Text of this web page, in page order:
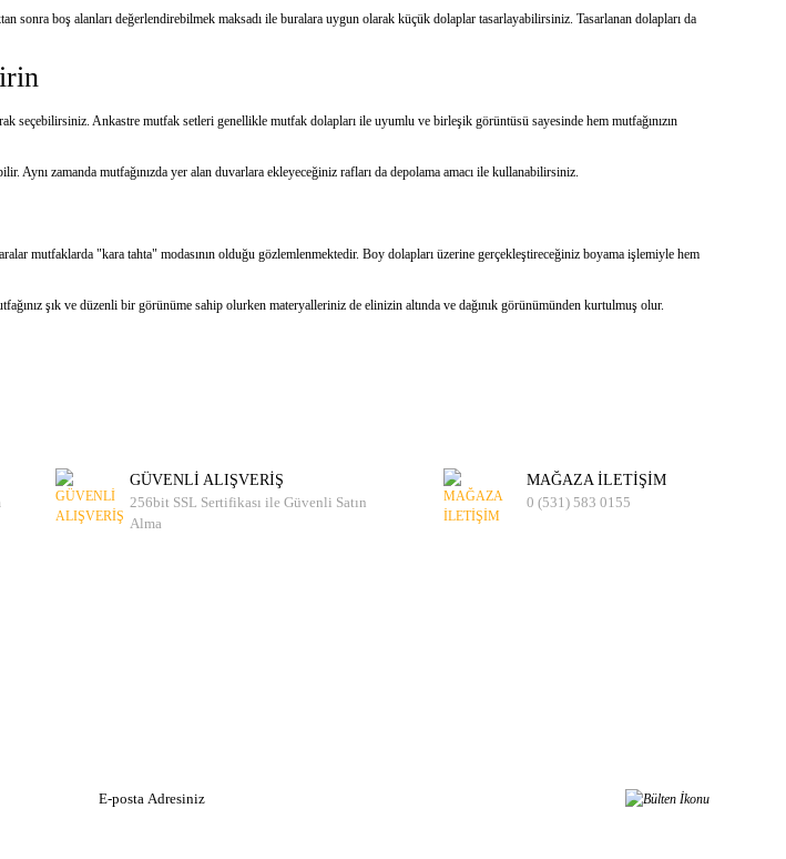
sonra boş alanları değerlendirebilmek maksadı ile buralara uygun olarak küçük dolaplar tasarlayabilirsiniz. Tasarlanan dolapları da
seçebilirsiniz. Ankastre mutfak setleri genellikle mutfak dolapları ile uyumlu ve birleşik görüntüsü sayesinde hem mutfağınızın
Aynı zamanda mutfağınızda yer alan duvarlara ekleyeceğiniz rafları da depolama amacı ile kullanabilirsiniz.
mutfaklarda "kara tahta" modasının olduğu gözlemlenmektedir. Boy dolapları üzerine gerçekleştireceğiniz boyama işlemiyle hem
şık ve düzenli bir görünüme sahip olurken materyalleriniz de elinizin altında ve dağınık görünümünden kurtulmuş olur.
GÜVENLİ ALIŞVERİŞ
256bit SSL Sertifikası ile Güvenli Satın
Alma
MAĞAZA İLETİŞİM
0 (531) 583 0155